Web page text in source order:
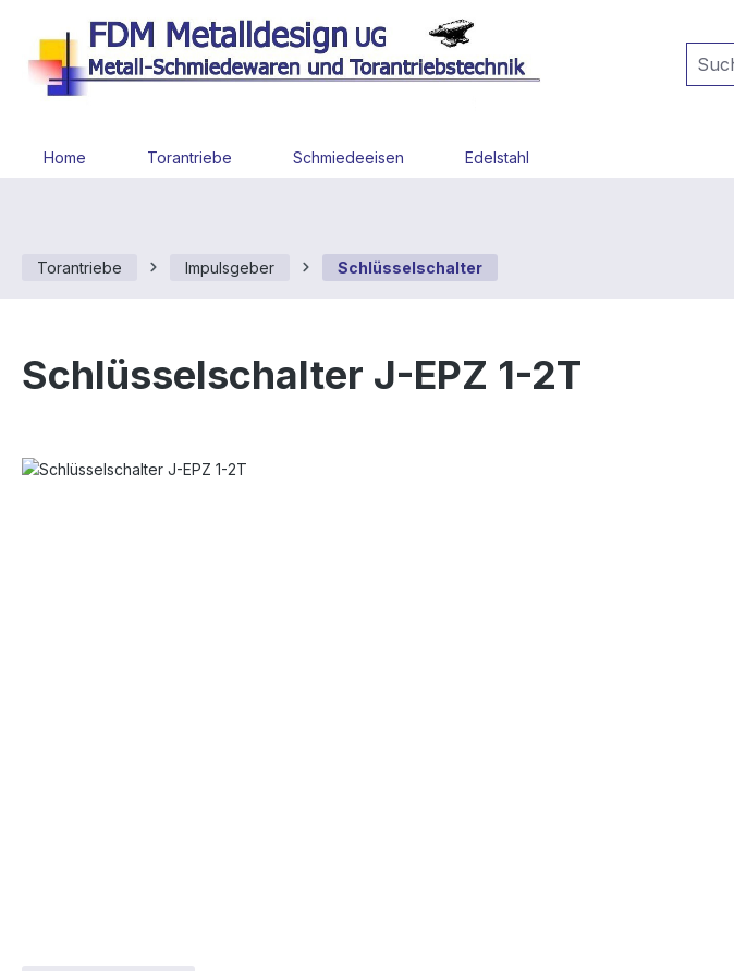
Hauptinhalt springen
Zur Suche springen
Zur Hauptnavigation springen
Home Torantriebe Schmiedeeisen Edelstahl
Torantriebe Impulsgeber Schlüsselschalter
Schlüsselschalter J-EPZ 1-2T
Bildergalerie überspringen